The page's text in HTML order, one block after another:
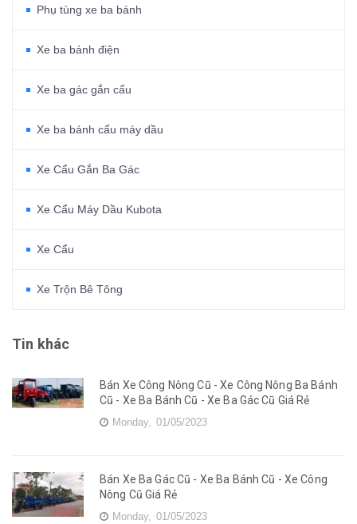
Phụ tùng xe ba bánh
Xe ba bánh điện
Xe ba gác gắn cẩu
Xe ba bánh cẩu máy dầu
Xe Cẩu Gắn Ba Gác
Xe Cẩu Máy Dầu Kubota
Xe Cẩu
Xe Trộn Bê Tông
Tin khác
Bán Xe Công Nông Cũ - Xe Công Nông Ba Bánh
Cũ - Xe Ba Bánh Cũ - Xe Ba Gác Cũ Giá Rẻ
Monday, 01/05/2023
Bán Xe Ba Gác Cũ - Xe Ba Bánh Cũ - Xe Công
Nông Cũ Giá Rẻ
Monday, 01/05/2023